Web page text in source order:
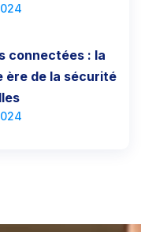
connectées : la
ère de la sécurité